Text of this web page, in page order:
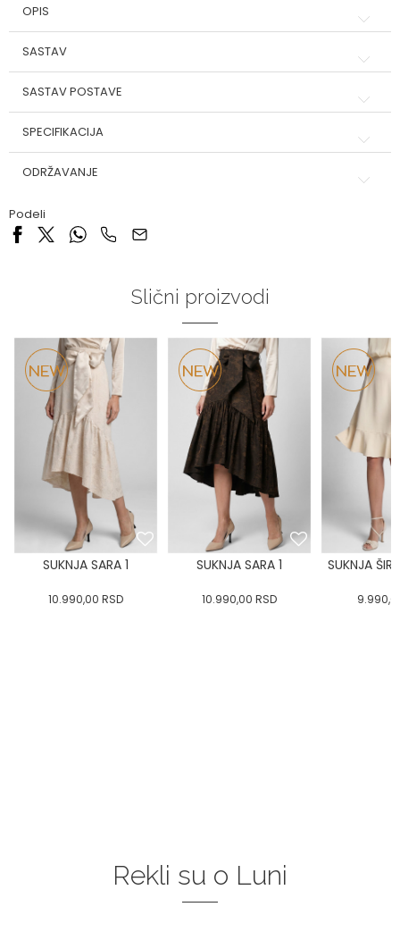
OPIS
SASTAV
SASTAV POSTAVE
SPECIFIKACIJA
ODRŽAVANJE
Podeli
Slični proizvodi
SUKNJA SARA 1
10.990,00 RSD
SUKNJA SARA 1
10.990,00 RSD
SUKNJA
Rekli su o Luni